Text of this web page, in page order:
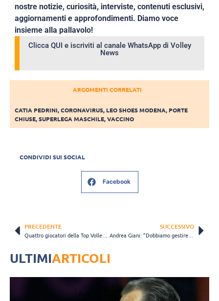
nostre notizie, curiosità, interviste, contenuti esclusivi,
aggiornamenti e approfondimenti. Diamo voce
insieme alla pallavolo!
Clicca QUI e iscriviti al canale WhatsApp di Volley
News
ARGOMENTI CORRELATI
CATIA PEDRINI,CORONAVIRUS, LEO SHOES MODENA, PORTE
CHIUSE,SUPERLEGA MASCHILE,VACCINO
CONDIVIDI SUI SOCIAL
Facebook
PRECEDENTE SUCCESSIVO
Andrea Giani: “Dobbiamo gestire bene un periodo difficile” (VIDEO)
ULTIMIARTICOLI